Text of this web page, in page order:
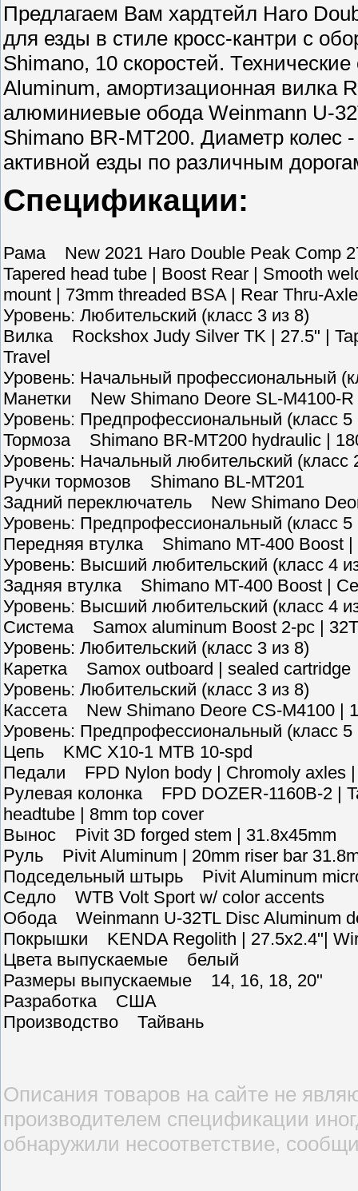
Предлагаем Вам хардтейл Haro
для езды в стиле кросс-кантри с
Shimano, 10 скоростей.
Aluminum, амортизационная вилка
алюминиевые обода Weinmann U-
Shimano BR-MT200. Диаметр колес
активной езды по различным
Спецификации:
Рама New 2021 Haro Double Peak Comp
Tapered head tube | Boost Rear | Smooth
mount | 73mm threaded BSA | Rear Thru-
Уровень: Любительский (класс 3 из 8)
Вилка Rockshox Judy Silver TK | 27.5ʺ |
Travel
Уровень: Начальный профессиональный
Манетки New Shimano Deore SL-M4100-R
Уровень: Предпрофессиональный (класс 5
Тормоза Shimano BR-MT200 hydraulic |
Уровень: Начальный любительский (класс
Ручки тормозов Shimano BL-MT201
Задний переключатель New Shimano
Уровень: Предпрофессиональный (класс 5
Передняя втулка Shimano MT-400 Boost |
Уровень: Высший любительский (класс 4
Задняя втулка Shimano MT-400 Boost |
Уровень: Высший любительский (класс 4
Система Samox aluminum Boost 2-pc | 32T
Уровень: Любительский (класс 3 из 8)
Каретка Samox outboard | sealed cartridge
Уровень: Любительский (класс 3 из 8)
Кассета New Shimano Deore CS-M4100 |
Уровень: Предпрофессиональный (класс 5
Цепь KMC X10-1 MTB 10-spd
Педали FPD Nylon body | Chromoly axles |
Рулевая колонка FPD DOZER-1160B-2 |
headtube | 8mm top cover
Вынос Pivit 3D forged stem | 31.8x45mm
Руль Pivit Aluminum | 20mm riser bar
Подседельный штырь Pivit Aluminum
Седло WTB Volt Sport w/ color accents
Обода Weinmann U-32TL Disc Aluminum
Покрышки KENDA Regolith | 27.5x2.4ʺ|
Цвета выпускаемые белый
Размеры выпускаемые 14, 16, 18, 20ʺ
Разработка США
Производство Тайвань
Описания товаров на сайте не
производителем спецификации
обнаружили несоответствие,